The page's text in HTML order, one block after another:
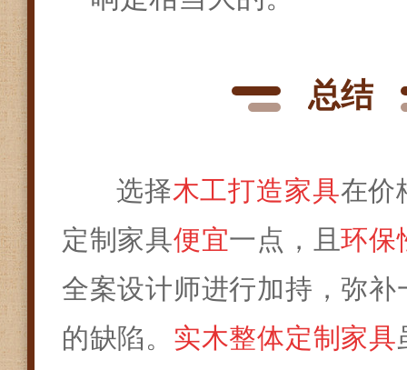
总结
选择木工打造家具在价
定制家具便宜一点，且环保
全案设计师进行加持，弥
的缺陷。 实木整体定制家具